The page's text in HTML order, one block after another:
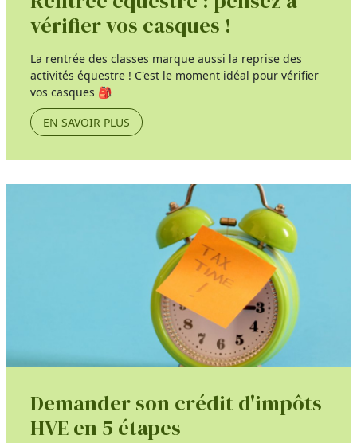
vérifier vos casques !
La rentrée des classes marque aussi la reprise des
activités équestre ! C'est le moment idéal pour vérifier
vos casques 🎒
EN SAVOIR PLUS
Demander son crédit d'impôts
HVE en 5 étapes